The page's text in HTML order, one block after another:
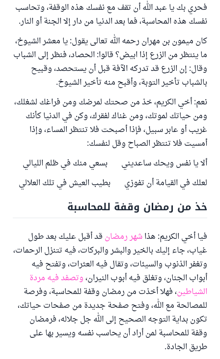
فحري بك يا عبد الله أن تقف مع نفسك هذه الوقفة، وتحاسب
نفسك هذه المحاسبة، فما بعد الدنيا من دار إلا الجنة أو النار.
كان ميمون بن مهران رحمه الله تعالى يقول: يا معشر الشيوخ،
ما ينتظر من الزرع إذا ابيض؟ قالوا: الحصاد، فنظر إلى الشباب
وقال: إن الزرع قد تدركه الآفة قبل أن يستحصد، وقبيح
بالشباب تأخير التوبة، وأقبح منه تأخير الشيوخ.
نعم: أخي الكريم، خذ من صحتك لمرضك ومن فراغك لشغلك،
ومن حياتك لموتك، ومن غناك لفقرك، وكن في الدنيا كأنك
غريب أو عابر سبيل، فإذا أصبحت فلا تنتظر المساء، وإذا
أمسيت فلا تنتظر الصباح وقل لنفسك:
ألا يا نفس ويحك ساعديني بسعي منك في ظلم الليالي
لعلك في القيامة أن تفوزي بطيب العيش في تلك العلالي
خذ من رمضان وقفة للمحاسبة
فيا أخي الكريم: هذاشهر رمضان قد أقبل عليك بعد طول
غياب، جاء إليك بالخير والبشر والبركات، فيه تتنزل الرحمات،
وتغفر الذنوب والسيئات، وتقال فيه العثرات، وتفتح فيه
أبواب الجنان، وتغلق فيه أبوب النيران،وتصفد فيه مردة
الشياطين، فهلا أخذت من رمضان وقفة للمحاسبة، وفرصة
للمصالحة مع الله، وفتح صفحة جديدة من صفحات حياتك،
تكون بداية التوجه الصحيح إلى الله جل جلاله، فرمضان
وقفة للمحاسبة لمن أراد أن يحاسب نفسه ويسير بها على
طريق الجادة.